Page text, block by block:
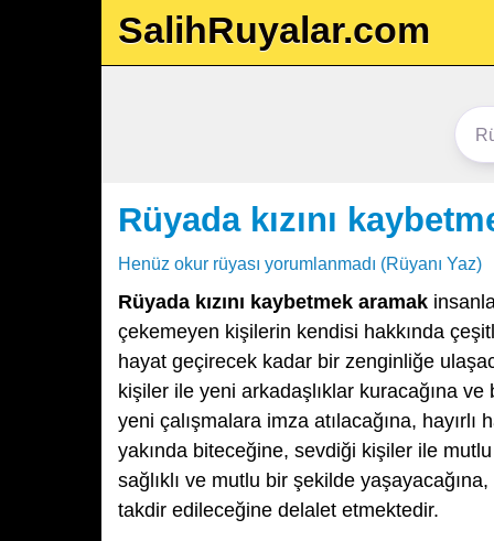
SalihRuyalar.com
Rüyada kızını
Henüz okur rüyası yorumlanmadı (Rüyanı Yaz)
Rüyada kızını kaybetmek aramak
çekemeyen kişilerin kendisi hakkında
hayat geçirecek kadar bir zenginliğe
kişiler ile yeni arkadaşlıklar kuracağına
yeni çalışmalara imza atılacağına, hayırlı
yakında biteceğine, sevdiği kişiler ile
sağlıklı ve mutlu bir şekilde
takdir edileceğine delalet etmektedir.